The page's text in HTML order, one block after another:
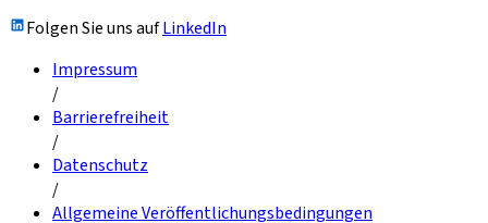
Folgen Sie uns aufLinkedIn
Impressum
/
Barrierefreiheit
/
Datenschutz
/
Allgemeine Veröffentlichungsbedingungen